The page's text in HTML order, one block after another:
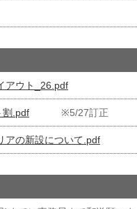
アウト_26.pdf
.pdf ※5/27訂正
アの新設について.pdf